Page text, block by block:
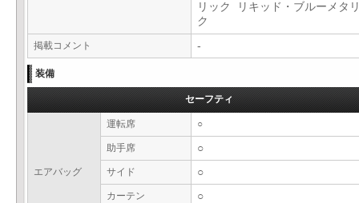
リック リキッド・ブルーメタ
ク
掲載コメント -
装備
セーフティ
エアバッグ
運転席 ○
助手席 ○
サイド ○
カーテン ○